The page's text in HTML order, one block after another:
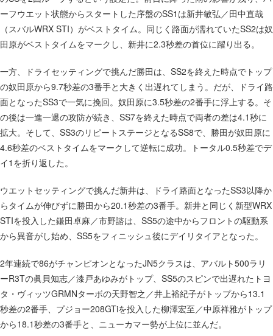
会則
JRCA入会のご案内
主催者向け資材のご注文
お問い合わせ
アーカイブ
2025年
2024年
2022年
2021年
2020年
2018年
2017年
2016年
ーフウエット状態からスタートした序盤のSS1は新井敏弘／田中直哉
（スバルWRX STI）がベストタイム。同じく路面が濡れていたSS2は奴
田原がベストタイムをマークし、新井に2.3秒差の首位に躍り出る。
一方、ドライセッティングで挑んだ勝田は、SS2を終えた時点でトップ
の奴田原から9.7秒差の3番手と大きく出遅れてしまう。だが、ドライ路
面となったSS3で一気に挽回。奴田原に3.5秒差の2番手に浮上する。そ
の後は一進一退の攻防が続き、SS7を終えた時点で両者の差は4.1秒に
拡大。そして、SS3のリピートステージとなるSS8で、勝田が奴田原に
4.6秒差のベストタイムをマークして逆転に成功。トータル0.5秒差でデ
イ1を折り返した。
ウエットセッティングで挑んだ新井は、ドライ路面となったSS3以降か
らタイムが伸びずに勝田から20.1秒差の3番手。新井と同じく新型WRX
STIを投入した鎌田卓麻／市野諮は、SS5の途中からフロントの駆動系
から異音がし始め、SS5をフィニッシュ後にデイリタイアとなった。
2年連続で86がチャンピオンとなったJN5クラスは、アバルト500ラリ
ーR3Tの眞貝知志／漆戸あゆみがトップ、SS5のスピンで出遅れたトヨ
タ・ヴィッツGRMNターボの天野智之／井上裕紀子がトップから13.1
秒差の2番手、プジョー208GTiを投入した柳澤宏至／中原祥雅がトップ
から18.1秒差の3番手と、ニューカマー勢が上位に並んだ。